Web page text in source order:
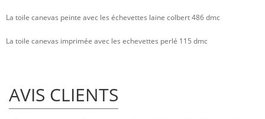
La toile canevas peinte avec les échevettes laine colbert 486 dmc
La toile canevas imprimée avec les echevettes perlé 115 dmc
AVIS CLIENTS